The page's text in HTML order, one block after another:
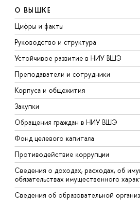
О ВЫШКЕ
Цифры и факты
Руководство и структура
Устойчивое развитие в НИУ ВШЭ
Преподаватели и сотрудники
Корпуса и общежития
Закупки
Обращения граждан в НИУ ВШЭ
Фонд целевого капитала
Противодействие коррупции
Сведения о доходах, расходах, об
обязательствах имущественного
Сведения об образовательной